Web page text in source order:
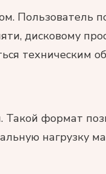
Пользователь
дисковому
техническим
формат
нагрузку